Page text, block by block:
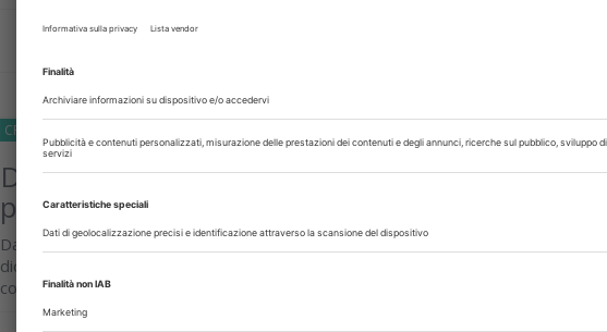
Approfondisci
CRONACA
Dichiarazione online dei redditi ai fini
previdenziali
Da ENPAM la guida aggiornata per la compilazione del Modello D: come
dichiarare, quali redditi indicare, le sanzioni per i ritardatari tra le informazioni
contenute